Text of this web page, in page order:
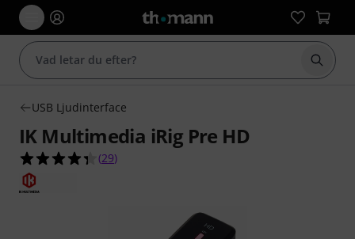
Börja
USB Ljudinterface
IK Multimedia iRig Pre HD
4.3 av 5 stjärnor från 29 kundbetyg
(29)